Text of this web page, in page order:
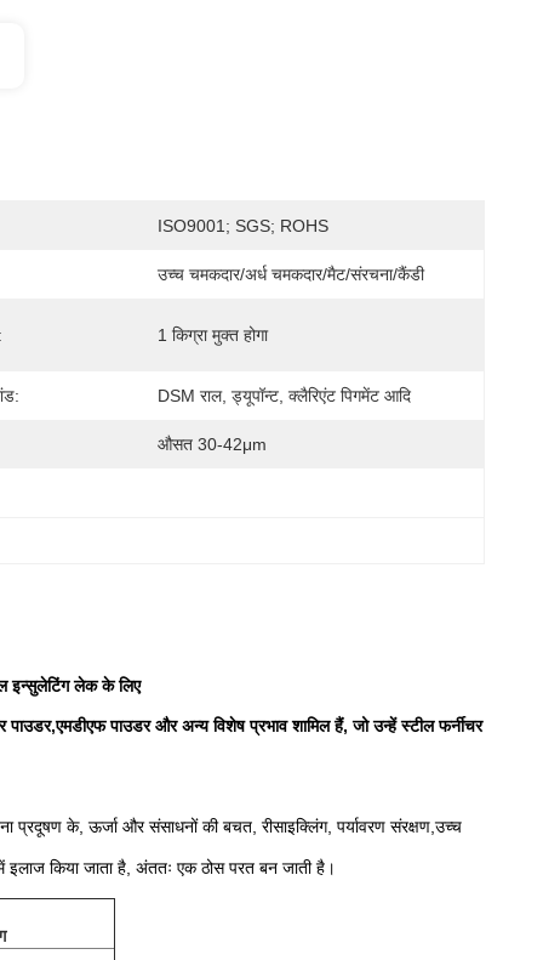
ISO9001; SGS; ROHS
उच्च चमकदार/अर्ध चमकदार/मैट/संरचना/कैंडी
1 किग्रा मुक्त होगा
DSM राल, ड्यूपॉन्ट, क्लैरिएंट पिगमेंट आदि
औसत 30-42μm
इन्सुलेटिंग लेक के लिए
पाउडर और अन्य विशेष प्रभाव शामिल हैं, जो उन्हें स्टील फर्नीचर
प्रदूषण के, ऊर्जा और संसाधनों की बचत, रीसाइक्लिंग, पर्यावरण संरक्षण,उच्च
इलाज किया जाता है, अंततः एक ठोस परत बन जाती है।